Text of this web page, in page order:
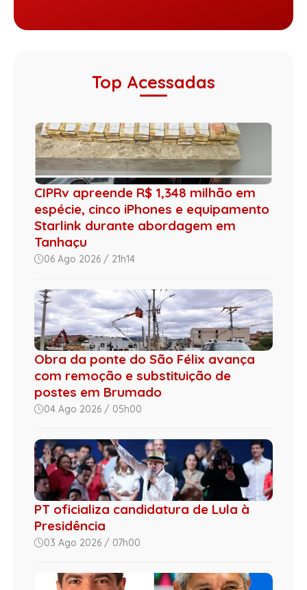
Top Acessadas
CIPRv apreende R$ 1,348 milhão em
espécie, cinco iPhones e equipamento
Starlink durante abordagem em
Tanhaçu
06 Ago 2026 / 21h14
Obra da ponte do São Félix avança
com remoção e substituição de
postes em Brumado
04 Ago 2026 / 05h00
PT oficializa candidatura de Lula à
Presidência
03 Ago 2026 / 07h00